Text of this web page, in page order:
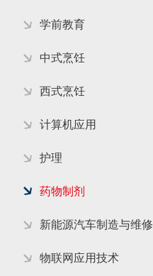
学前教育
中式烹饪
西式烹饪
计算机应用
护理
药物制剂
新能源汽车制造与维修
物联网应用技术